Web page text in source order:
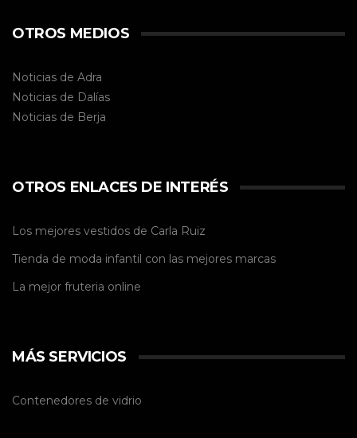
OTROS MEDIOS
Noticias de Adra
Noticias de Dalías
Noticias de Berja
OTROS ENLACES DE INTERÉS
Los mejores vestidos de Carla Ruiz
Tienda de moda infantil con las mejores marcas
La mejor fruteria online
MÁS SERVICIOS
Contenedores de vidrio